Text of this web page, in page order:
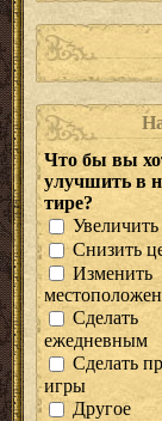
Что бы вы
улучшить в
тире?
Увеличить
Снизить
Изменить
Сделать
ежедневным
Сделать
игры
Другое